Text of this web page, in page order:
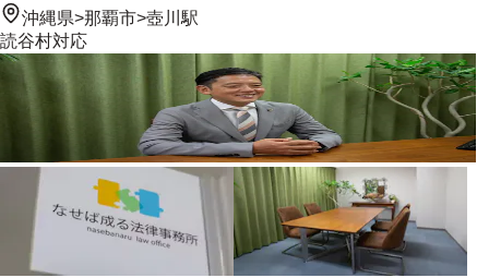
沖縄県>那覇市>壺川駅
読谷村対応